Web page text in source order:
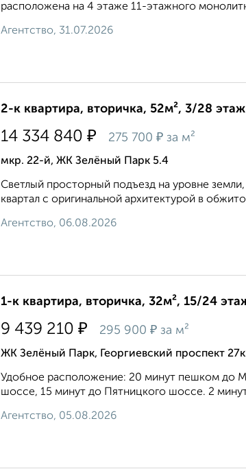
расположена на 4 этаже 11-этажного
Агентство, 31.07.2026
2-к квартира, вторичка, 52м², 3/28 этаж
14 334 840 ₽ 275 700 ₽ за м²
мкр. 22-й, ЖК Зелёный Парк 5.4
Светлый просторный подъезд на уровне
квартал с оригинальной архитектурой в
Агентство, 06.08.2026
1-к квартира, вторичка, 32м², 15/24
9 439 210 ₽ 295 900 ₽ за м²
ЖК Зелёный Парк, Георгиевский проспект
Удобное расположение: 20 минут пешком до
шоссе, 15 минут до Пятницкого шоссе. 2
Агентство, 05.08.2026